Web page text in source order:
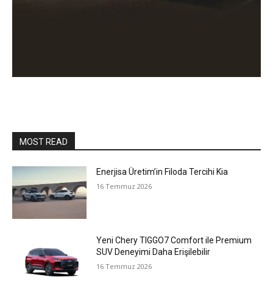
MOST READ
Enerjisa Üretim’in Filoda Tercihi Kia
16 Temmuz 2026
Yeni Chery TIGGO7 Comfort ile Premium
SUV Deneyimi Daha Erişilebilir
16 Temmuz 2026